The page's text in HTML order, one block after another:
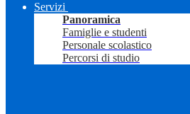
Servizi
Panoramica
Famiglie e studenti
Personale scolastico
Percorsi di studio